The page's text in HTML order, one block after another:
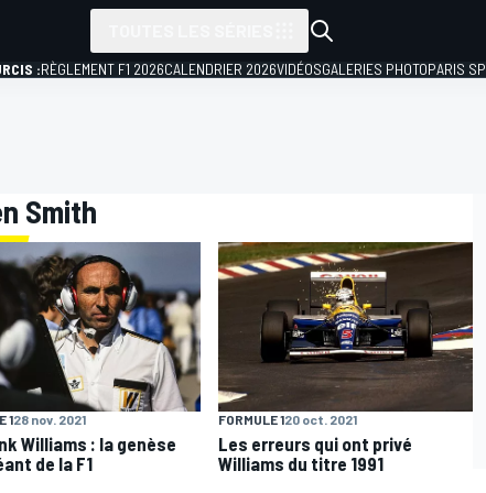
:RÈGLEMENT F1 2026CALENDRIER 2026VIDÉOSGALERIES PHOTOPARIS
Smith
128 nov. 2021
Williams : la genèse
de la F1
FORMULE 120 oct. 2021
Les erreurs qui ont privé
Williams du titre 1991